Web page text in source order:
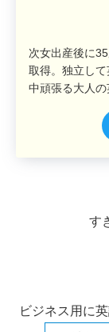
次女出産後に
取得。独立し
中頑張る大人の
す
ビジネス用に